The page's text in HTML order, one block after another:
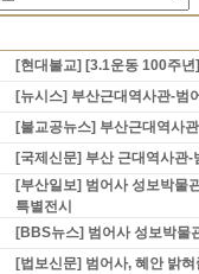
[현대불교] [3.1운동 100주
[뉴시스] 부산근대역사관-범
[불교공뉴스] 부산근대역사
[국제신문] 부산 근대역사관
[부산일보] 범어사 성보박물
특별전시
[BBS뉴스] 범어사 성보박물
[법보신문] 범어사, 혜안 밝